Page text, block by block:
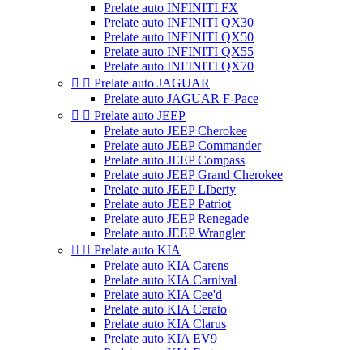
Prelate auto INFINITI FX
Prelate auto INFINITI QX30
Prelate auto INFINITI QX50
Prelate auto INFINITI QX55
Prelate auto INFINITI QX70
  Prelate auto JAGUAR
Prelate auto JAGUAR F-Pace
  Prelate auto JEEP
Prelate auto JEEP Cherokee
Prelate auto JEEP Commander
Prelate auto JEEP Compass
Prelate auto JEEP Grand Cherokee
Prelate auto JEEP LIberty
Prelate auto JEEP Patriot
Prelate auto JEEP Renegade
Prelate auto JEEP Wrangler
  Prelate auto KIA
Prelate auto KIA Carens
Prelate auto KIA Carnival
Prelate auto KIA Cee'd
Prelate auto KIA Cerato
Prelate auto KIA Clarus
Prelate auto KIA EV9